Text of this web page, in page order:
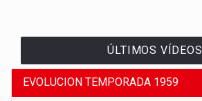
ÚLTIMOS VÍDEOS
EVOLUCION TEMPORADA 1959